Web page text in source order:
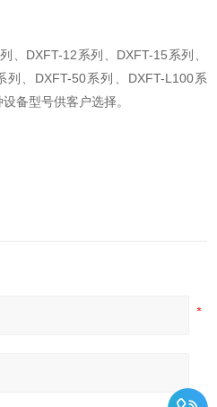
DXFT-12系列、DXFT-15系列、
列、DXFT-50系列、DXFT-L100系
备型号供客户选择。